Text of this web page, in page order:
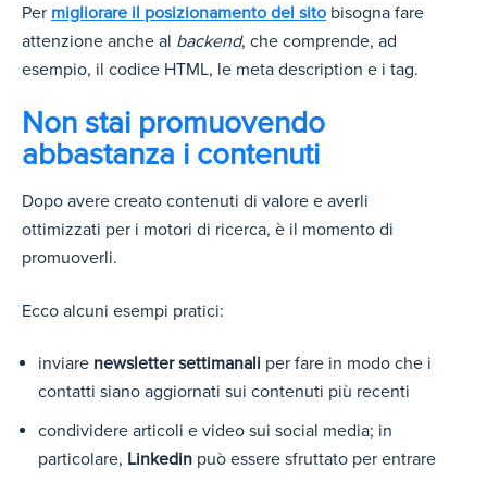
Per migliorare il posizionamento del sito bisogna fare
attenzione anche al backend, che comprende, ad
esempio, il codice HTML, le meta description e i tag.
Non stai promuovendo
abbastanza i contenuti
Dopo avere creato contenuti di valore e averli
ottimizzati per i motori di ricerca, è il momento di
promuoverli.
Ecco alcuni esempi pratici:
inviare newsletter settimanali per fare in modo che i
contatti siano aggiornati sui contenuti più recenti
condividere articoli e video sui social media; in
particolare, Linkedin può essere sfruttato per entrare